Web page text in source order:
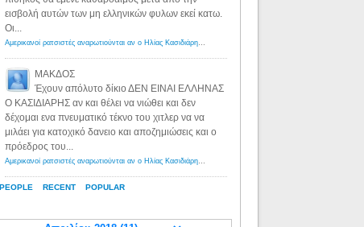
PEOPLE RECENT POPULAR
εισβολή αυτών των μη ελληνικών φυλων εκεί κατω.
Οι...
Αμερικανοί ρατσιστές αναρωτιούνται αν ο Ηλίας Κασιδιάρης ανήκει στη λευκή φυλή... - Λόγιος Ερμής
ΜΑΚΔΟΣ
Έχουν απόλυτο δίκιο ΔΕΝ ΕΙΝΑΙ ΕΛΛΗΝΑΣ
Ο ΚΑΣΙΔΙΑΡΗΣ αν και θέλει να νιώθει και δεν
δέχομαι ενα πνευματικό τέκνο του χιτλερ να να
μιλάει για κατοχικό δανειο και αποζημιώσεις και ο
πρόεδρος του...
Αμερικανοί ρατσιστές αναρωτιούνται αν ο Ηλίας Κασιδιάρης ανήκει στη λευκή φυλή... - Λόγιος Ερμής